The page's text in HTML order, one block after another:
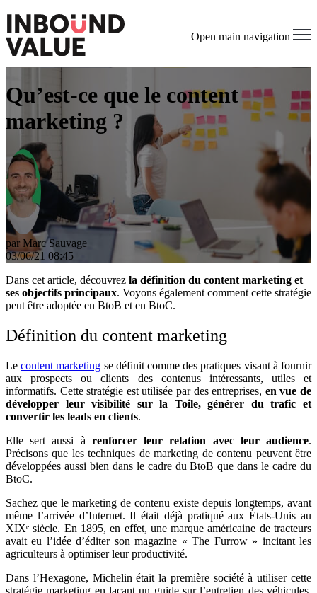
Open main navigation
Qu’est-ce que le content
marketing ?
par Marc Sauvage
03/06/21 08:45
Dans cet article, découvrez la définition du content marketing et
ses objectifs principaux. Voyons également comment cette stratégie
peut être adoptée en BtoB et en BtoC.
Définition du content marketing
Lecontent marketing se définit comme des pratiques visant à fournir
aux prospects ou clients des contenus intéressants, utiles et
informatifs. Cette stratégie est utilisée par des entreprises, en vue de
développer leur visibilité sur la Toile, générer du trafic et
convertir les leads en clients.
Elle sert aussi à renforcer leur relation avec leur audience.
Précisons que les techniques de marketing de contenu peuvent être
développées aussi bien dans le cadre du BtoB que dans le cadre du
BtoC.
Sachez que le marketing de contenu existe depuis longtemps, avant
même l’arrivée d’Internet. Il était déjà pratiqué aux États-Unis au
XIXᵉ siècle. En 1895, en effet, une marque américaine de tracteurs
avait eu l’idée d’éditer son magazine « The Furrow » incitant les
agriculteurs à optimiser leur productivité.
Dans l’Hexagone, Michelin était la première société à utiliser cette